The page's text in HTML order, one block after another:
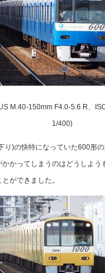
M.40-150mm F4.0-5.6 R、
1/400)
り)の快特になっていた600形
かってしまうのはどうしよう
ができました。